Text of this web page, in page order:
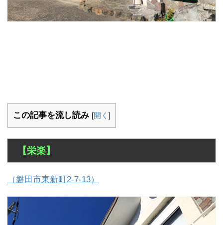
この記事を流し読み [開く ]
【栄楽】
（磐田市東新町2-7-13）